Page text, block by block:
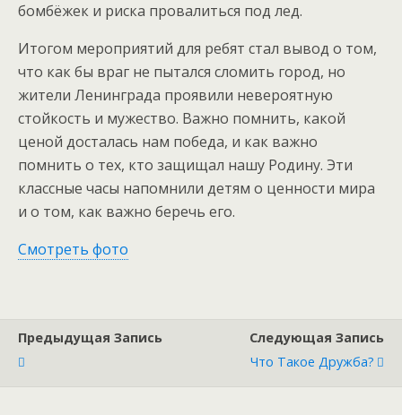
бомбёжек и риска провалиться под лед.
Итогом мероприятий для ребят стал вывод о том,
что как бы враг не пытался сломить город, но
жители Ленинграда проявили невероятную
стойкость и мужество. Важно помнить, какой
ценой досталась нам победа, и как важно
помнить о тех, кто защищал нашу Родину. Эти
классные часы напомнили детям о ценности мира
и о том, как важно беречь его.
Смотреть фото
Предыдущая Запись
Следующая Запись
Что Такое Дружба?